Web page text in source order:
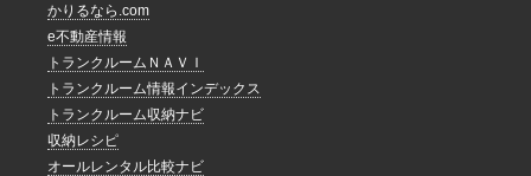
かりるなら.com
e不動産情報
トランクルームＮＡＶＩ
トランクルーム情報インデックス
トランクルーム収納ナビ
収納レシピ
オールレンタル比較ナビ